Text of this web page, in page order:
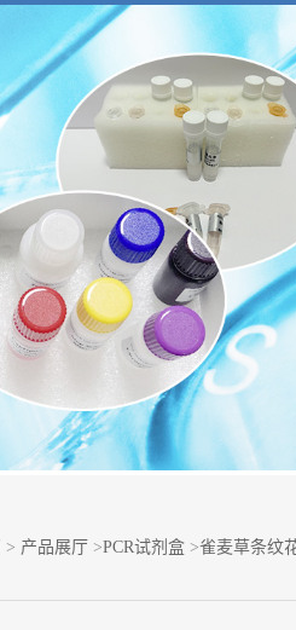
> 产品展厅 >PCR试剂盒 >雀麦草条纹